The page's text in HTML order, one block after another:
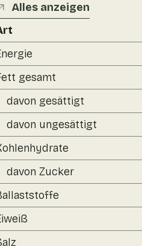
Alles anzeigen
gesamt
davon gesättigt
davon ungesättigt
davon Zucker